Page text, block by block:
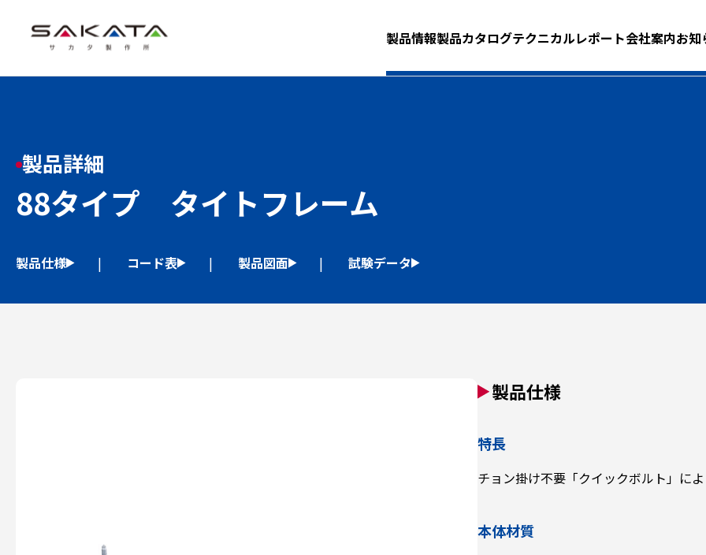
製品情報製品カタログテクニカルレポート会社案内お知
製品詳細
88タイプ タイトフレーム
製品仕様 コード表 製品図面 試験データ
製品仕様
特長
チョン掛け不要「クイックボルト」に
本体材質